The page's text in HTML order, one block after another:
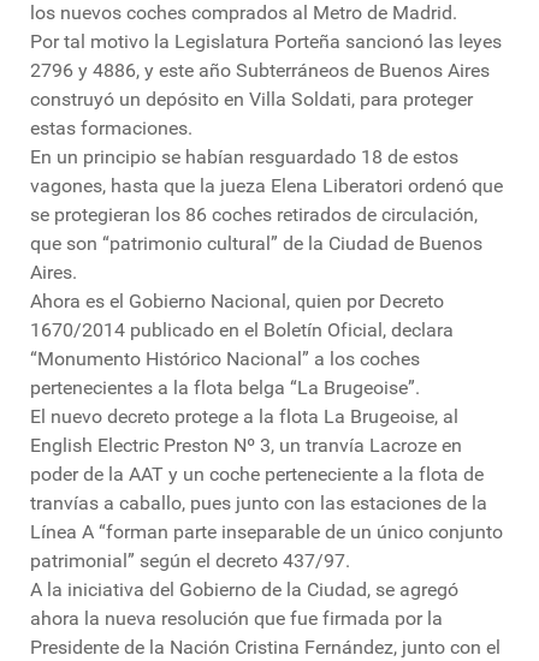
los nuevos coches comprados al Metro de Madrid.
Por tal motivo la Legislatura Porteña sancionó las leyes
2796 y 4886, y este año Subterráneos de Buenos Aires
construyó un depósito en Villa Soldati, para proteger
estas formaciones.
En un principio se habían resguardado 18 de estos
vagones, hasta que la jueza Elena Liberatori ordenó que
se protegieran los 86 coches retirados de circulación,
que son “patrimonio cultural” de la Ciudad de Buenos
Aires.
Ahora es el Gobierno Nacional, quien por Decreto
1670/2014 publicado en el Boletín Oficial, declara
“Monumento Histórico Nacional” a los coches
pertenecientes a la flota belga “La Brugeoise”.
El nuevo decreto protege a la flota La Brugeoise, al
English Electric Preston Nº 3, un tranvía Lacroze en
poder de la AAT y un coche perteneciente a la flota de
tranvías a caballo, pues junto con las estaciones de la
Línea A “forman parte inseparable de un único conjunto
patrimonial” según el decreto 437/97.
A la iniciativa del Gobierno de la Ciudad, se agregó
ahora la nueva resolución que fue firmada por la
Presidente de la Nación Cristina Fernández, junto con el